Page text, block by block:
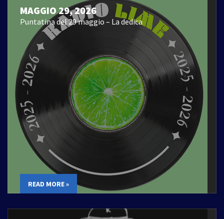
MAGGIO 29, 2026
Puntatina del 29 maggio – La dedica
READ MORE »